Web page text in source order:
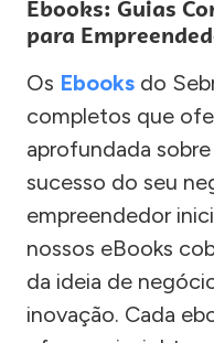
Ebooks: Guias
para
Os Ebooks do
completos que
aprofundada
sucesso do seu
empreendedor
nossos eBooks
da ideia de
inovação. Cada